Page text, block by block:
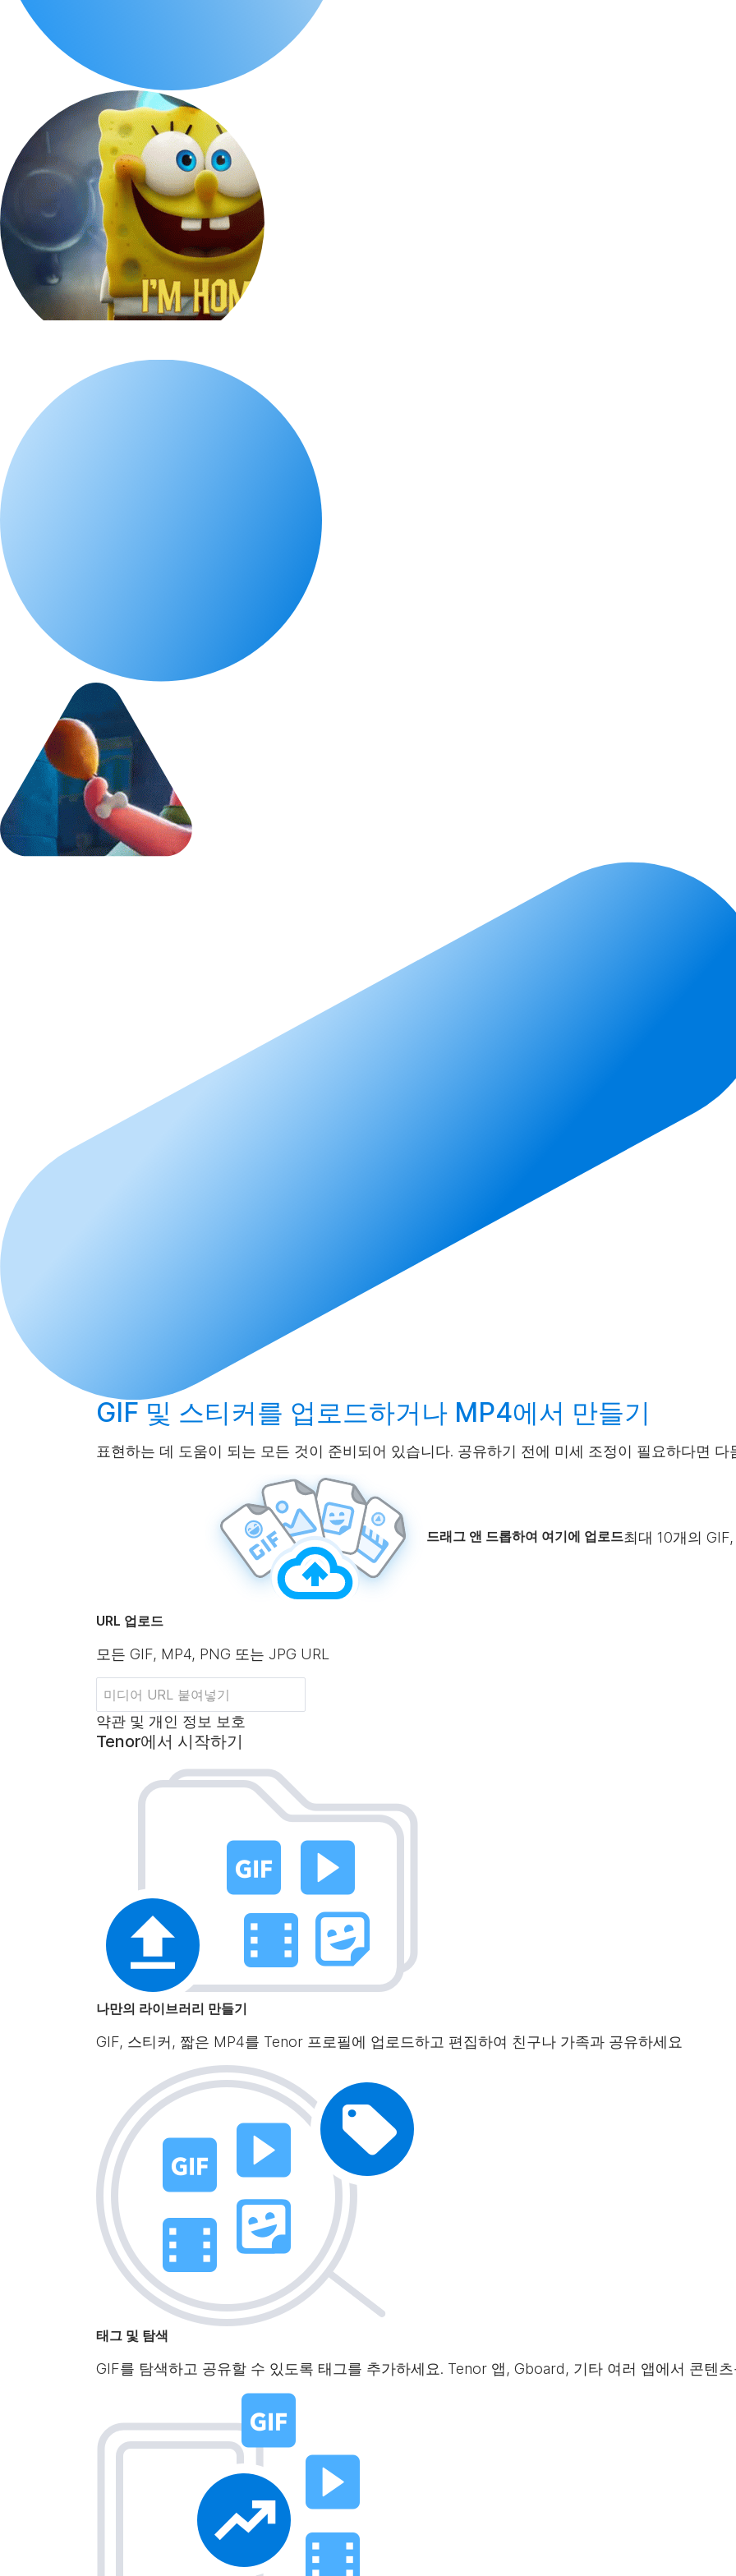
GIF 및 스티커를 업로드하거나 MP4에서 만들기
표현하는 데 도움이 되는 모든 것이 준비되어 있습니다. 공유하기 전에 미세 조정이 필요하다면
드래그 앤 드롭하여 여기에 업로드최대 10개의
URL 업로드
모든 GIF, MP4, PNG 또는 JPG URL
약관 및 개인 정보 보호
Tenor에서 시작하기
나만의 라이브러리 만들기
GIF, 스티커, 짧은 MP4를 Tenor 프로필에 업로드하고 편집하여 친구나 가족과 공유하세요
태그 및 탐색
GIF를 탐색하고 공유할 수 있도록 태그를 추가하세요. Tenor 앱, Gboard, 기타 여러 앱에서 콘텐